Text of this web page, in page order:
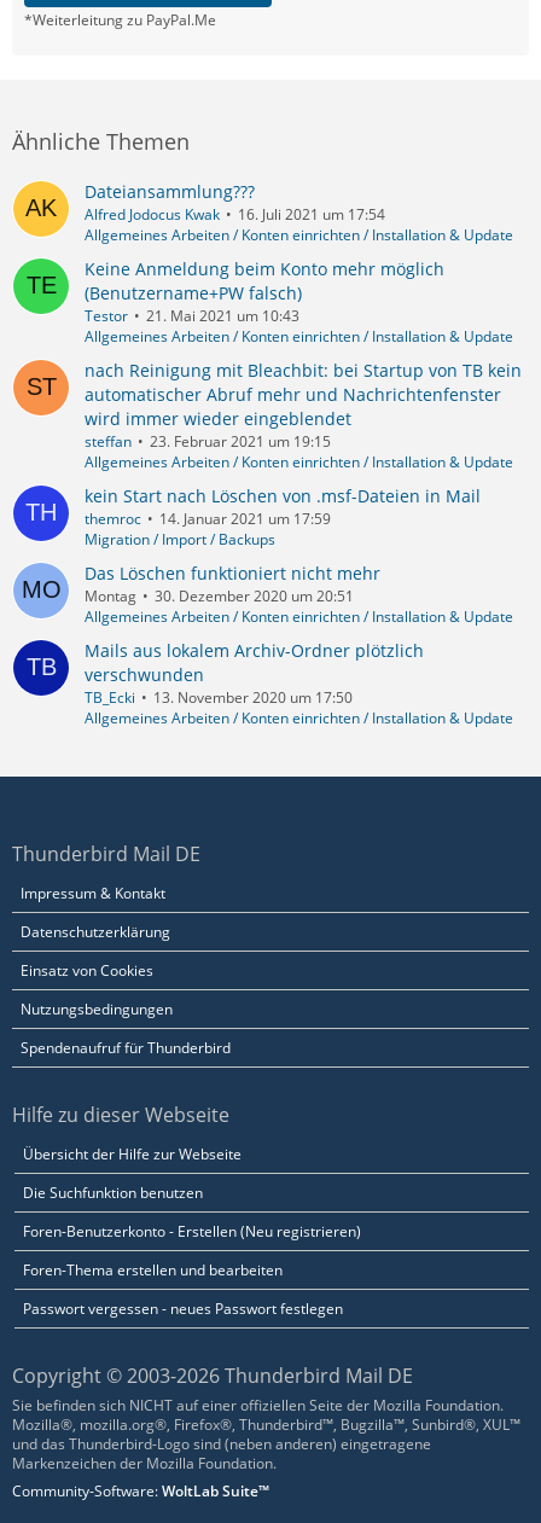
*Weiterleitung zu PayPal.Me
Ähnliche Themen
Dateiansammlung???
Alfred Jodocus Kwak
16. Juli 2021 um 17:54
Allgemeines Arbeiten / Konten einrichten / Installation & Update
Keine Anmeldung beim Konto mehr möglich
(Benutzername+PW falsch)
Testor
21. Mai 2021 um 10:43
Allgemeines Arbeiten / Konten einrichten / Installation & Update
nach Reinigung mit Bleachbit: bei Startup von TB kein
automatischer Abruf mehr und Nachrichtenfenster
wird immer wieder eingeblendet
steffan
23. Februar 2021 um 19:15
Allgemeines Arbeiten / Konten einrichten / Installation & Update
kein Start nach Löschen von .msf-Dateien in Mail
themroc
14. Januar 2021 um 17:59
Migration / Import / Backups
Das Löschen funktioniert nicht mehr
Montag
30. Dezember 2020 um 20:51
Allgemeines Arbeiten / Konten einrichten / Installation & Update
Mails aus lokalem Archiv-Ordner plötzlich
verschwunden
TB_Ecki
13. November 2020 um 17:50
Allgemeines Arbeiten / Konten einrichten / Installation & Update
Thunderbird Mail DE
Impressum & Kontakt
Datenschutzerklärung
Einsatz von Cookies
Nutzungsbedingungen
Spendenaufruf für Thunderbird
Hilfe zu dieser Webseite
Übersicht der Hilfe zur Webseite
Die Suchfunktion benutzen
Foren-Benutzerkonto - Erstellen (Neu registrieren)
Foren-Thema erstellen und bearbeiten
Passwort vergessen - neues Passwort festlegen
Copyright © 2003-2026 Thunderbird Mail DE
Sie befinden sich NICHT auf einer offiziellen Seite der Mozilla Foundation.
Mozilla®, mozilla.org®, Firefox®, Thunderbird™, Bugzilla™, Sunbird®, XUL™
und das Thunderbird-Logo sind (neben anderen) eingetragene
Markenzeichen der Mozilla Foundation.
Community-Software:WoltLab Suite™